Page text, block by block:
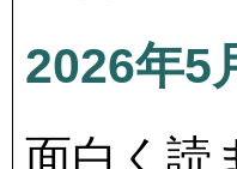
2026年5
面白く読